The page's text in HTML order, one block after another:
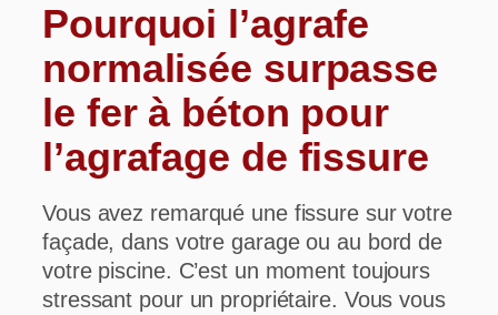
Pourquoi l’agrafe
normalisée surpasse
le fer à béton pour
l’agrafage de fissure
Vous avez remarqué une fissure sur votre
façade, dans votre garage ou au bord de
votre piscine. C’est un moment toujours
stressant pour un propriétaire. Vous vous